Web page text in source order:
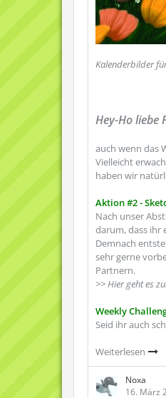
Kalenderbilder
Hey-Ho liebe
auch wenn das
Vielleicht
haben wir
Aktion #2 -
Nach unser
darum, dass ihr
Demnach
sehr gerne
Partnern.
>> Hier geht es
Weekly
Seid ihr auch
Weiterlesen
Noxa
16. März